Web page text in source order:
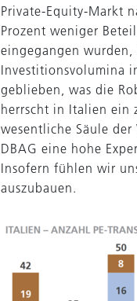
Private-Equity-Markt
Prozent weniger
eingegangen
Investitionsvolumina
geblieben, was die
herrscht in Italien ein
wesentliche Säule
DBAG eine hohe
Insofern fühlen wir
auszubauen.